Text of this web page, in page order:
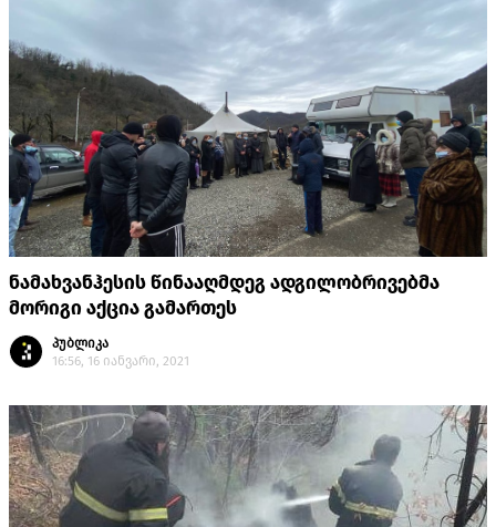
ნამახვანჰესის წინააღმდეგ ადგილობრივებმა
მორიგი აქცია გამართეს
პუბლიკა
16:56, 16 იანვარი, 2021